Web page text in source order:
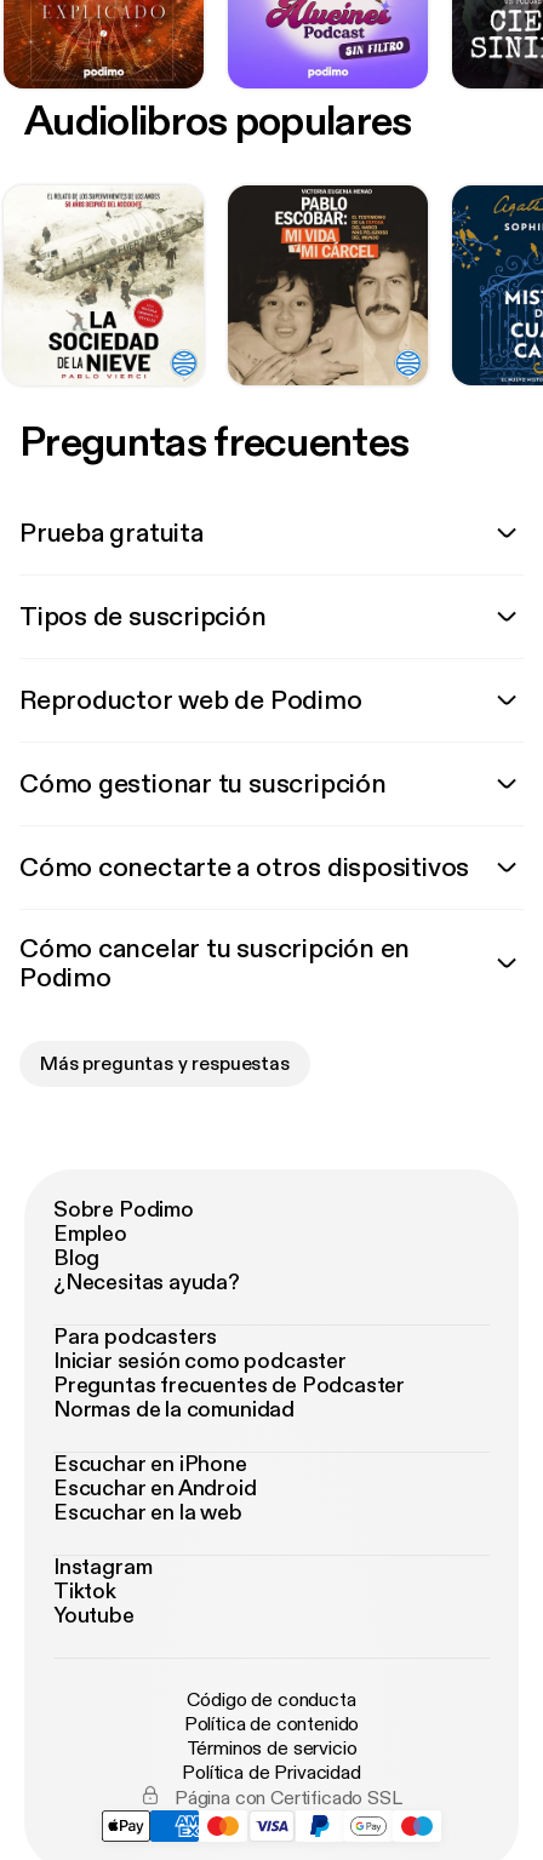
Audiolibros populares
Preguntas frecuentes
Prueba gratuita
Tipos de suscripción
Reproductor web de Podimo
Cómo gestionar tu suscripción
Cómo conectarte a otros dispositivos
Cómo cancelar tu suscripción en
Podimo
Más preguntas y respuestas
Sobre Podimo
Empleo
Blog
¿Necesitas ayuda?
Para podcasters
Iniciar sesión como podcaster
Preguntas frecuentes de Podcaster
Normas de la comunidad
Escuchar en iPhone
Escuchar en Android
Escuchar en la web
Instagram
Tiktok
Youtube
Código de conducta
Política de contenido
Términos de servicio
Política de Privacidad
Página con Certificado SSL